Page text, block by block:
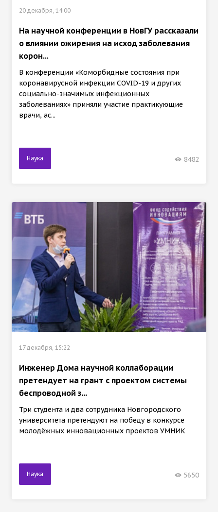
20 декабря, 14:00
На научной конференции в НовГУ рассказали
о влиянии ожирения на исход заболевания
корон...
В конференции «Коморбидные состояния при
коронавирусной инфекции COVID-19 и других
социально-значимых инфекционных
заболеваниях» приняли участие практикующие
врачи, ас...
Наука 8482
17 декабря, 15:22
Инженер Дома научной коллаборации
претендует на грант с проектом системы
беспроводной з...
Три студента и два сотрудника Новгородского
университета претендуют на победу в конкурсе
молодёжных инновационных проектов УМНИК
Наука 5650